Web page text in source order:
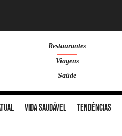
Restaurantes
Viagens
Saúde
vida saudável tendências